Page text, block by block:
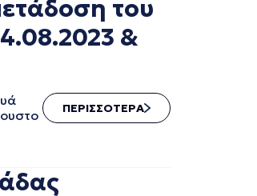
του
&
ΠΕΡΙΣΣΟΤΕΡΑ